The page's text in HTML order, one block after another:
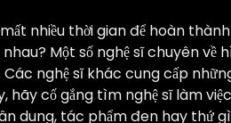
nhiều thời gian để hoàn
Một số nghệ sĩ chuyên về
nghệ sĩ khác cung cấp
hãy cố gắng tìm nghệ sĩ làm
dung, tác phẩm đen hay thứ